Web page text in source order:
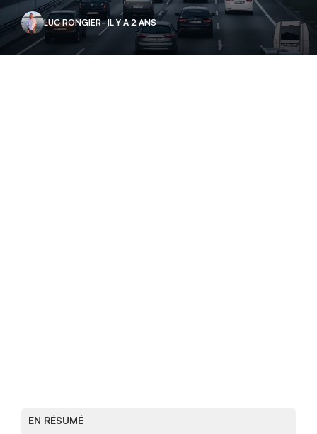
LUC RONGIER- IL Y A 2 ANS
EN RÉSUMÉ